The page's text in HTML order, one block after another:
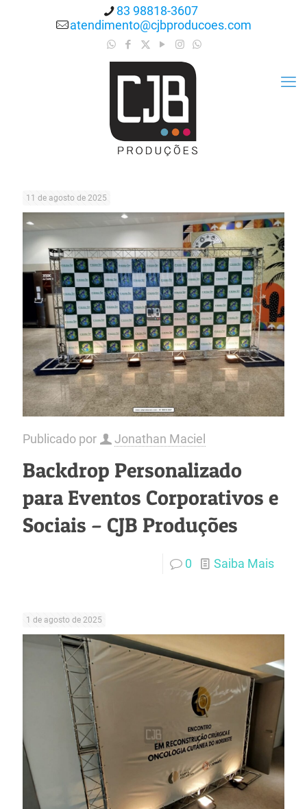
83 98818-3607
atendimento@cjbproducoes.com
11 de agosto de 2025
Publicado por Jonathan Maciel
Backdrop Personalizado
para Eventos Corporativos e
Sociais – CJB Produções
0 Saiba Mais
1 de agosto de 2025